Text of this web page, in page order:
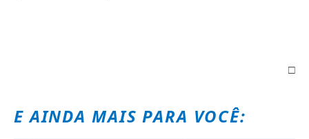
□
E AINDA MAIS PARA VOCÊ: